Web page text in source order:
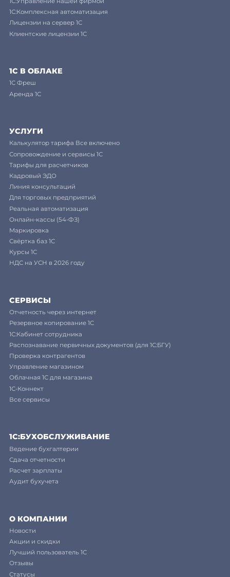
1С:Комплексная автоматизация
Лицензии на сервер 1С
Клиентские лицензии 1С
1С В ОБЛАКЕ
1C Фреш
Аренда 1С
УСЛУГИ
Калькулятор тарифа Все включено
Сопровождение и сервисы 1С
Тарифы для расчетчиков
Кадровый ЭДО
Линия консультаций
Для торговых предприятий
Реальная автоматизация
Онлайн-кассы (54-ФЗ)
Маркировка
Свёртка баз 1С
Курсы 1С
НДС на УСН в 2026 году
СЕРВИСЫ
Отчетность через интернет
Резервное копирование 1С
1С:Кабинет сотрудника
Распознавание первичных документов (для 1С:БГУ)
Проверка контрагентов
Управление магазином
Облачная 1С для магазина
1С-Коннект
Все сервисы
1C:БУХОБСЛУЖИВАНИЕ
Ведение бухгалтерии
Сдача отчетности
Расчет зарплаты
Аудит бухучета
О КОМПАНИИ
Новости
Акции и скидки
Лучший пользователь 1С
Отзывы
Статусы